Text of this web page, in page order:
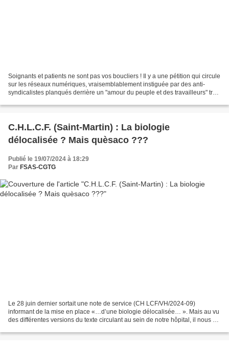
Soignants et patients ne sont pas vos boucliers ! Il y a une pétition qui circule
sur les réseaux numériques, vraisemblablement instiguée par des anti-
syndicalistes planqués derrière un "amour du peuple et des travailleurs" très
C.H.L.C.F. (Saint-Martin) : La biologie
délocalisée ? Mais quèsaco ???
Publié le 19/07/2024 à 18:29
Par FSAS-CGTG
Le 28 juin dernier sortait une note de service (CH LCF/VH/2024-09)
informant de la mise en place «…d’une biologie délocalisée… ». Mais au vu
des différentes versions du texte circulant au sein de notre hôpital, il nous a